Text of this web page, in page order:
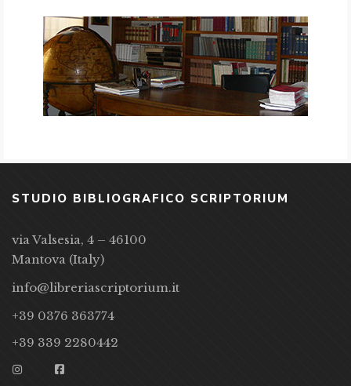
STUDIO BIBLIOGRAFICO SCRIPTORIUM
via Valsesia, 4 – 46100
Mantova (Italy)
info@libreriascriptorium.it
+39 0376 363774
+39 339 2280442